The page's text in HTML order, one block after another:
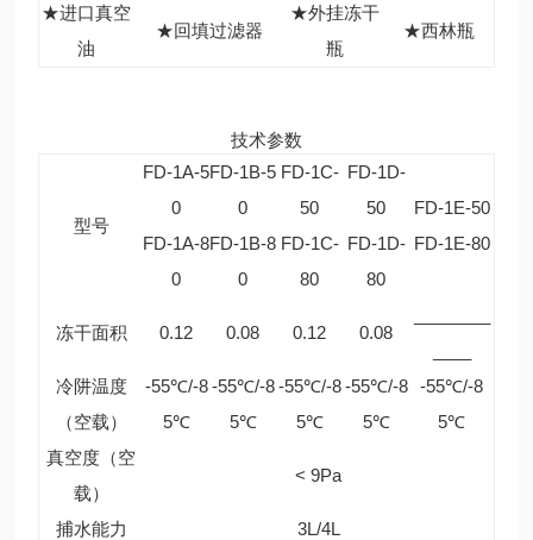
★进口真空
油
★回填过滤器
★外挂冻干
瓶
★西林瓶
技术参数
型号
FD-1A-5
0
FD-1A-8
0
FD-1B-5
0
FD-1B-8
0
FD-1C-
50
FD-1C-
80
FD-1D-
50
FD-1D-
80
FD-1E-50
FD-1E-80
冻干面积 0.12 0.08 0.12 0.08
冷阱温度
（空载）
-55℃/-8
5℃
-55℃/-8
5℃
-55℃/-8
5℃
-55℃/-8
5℃
-55℃/-8
5℃
真空度（空
载）
< 9Pa
捕水能力
3L/4L